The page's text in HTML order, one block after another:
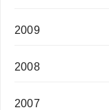
2009
2008
2007